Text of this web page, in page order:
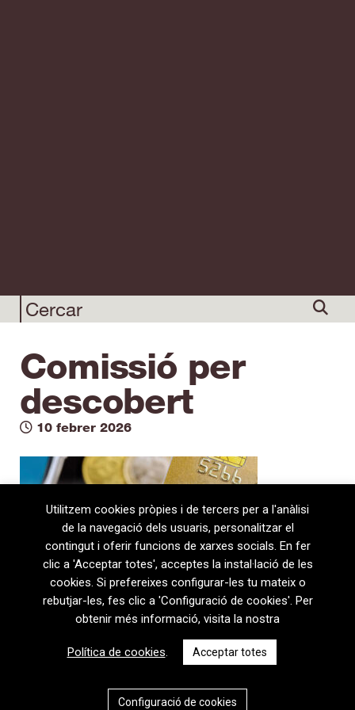
Comissió per
descobert
10 febrer 2026
08720 Vilafranca del Penedès · General Prim 5, 2n · Barcelona
T+34 938 170 417 ·
+34 938 170 301
Política de privacitat|Política de cookies
Utilitzem cookies pròpies i de tercers per a l'anàlisi
de la navegació dels usuaris, personalitzar el
contingut i oferir funcions de xarxes socials. En fer
clic a 'Acceptar totes', acceptes la instal·lació de les
cookies. Si prefereixes configurar-les tu mateix o
rebutjar-les, fes clic a 'Configuració de cookies'. Per
obtenir més informació, visita la nostra
Política de cookies. Acceptar totes
Configuració de cookies